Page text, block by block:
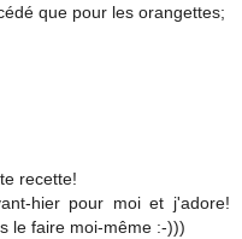
que pour les orangettes;
recette!
hier pour moi et j'adore!
le faire moi-même :-)))